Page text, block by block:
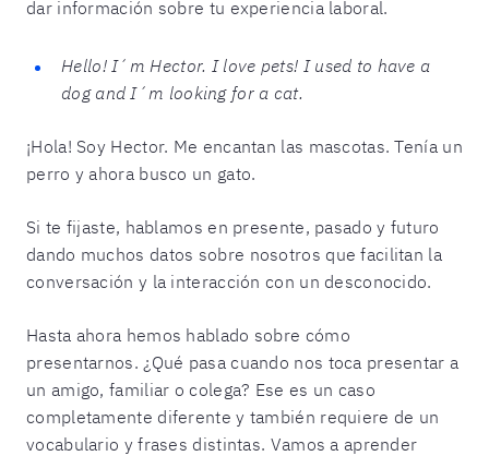
dar información sobre tu experiencia laboral.
Hello! I´m Hector. I love pets! I used to have a
dog and I´m looking for a cat.
¡Hola! Soy Hector. Me encantan las mascotas. Tenía un
perro y ahora busco un gato.
Si te fijaste, hablamos en presente, pasado y futuro
dando muchos datos sobre nosotros que facilitan la
conversación y la interacción con un desconocido.
Hasta ahora hemos hablado sobre cómo
presentarnos. ¿Qué pasa cuando nos toca presentar a
un amigo, familiar o colega? Ese es un caso
completamente diferente y también requiere de un
vocabulario y frases distintas. Vamos a aprender